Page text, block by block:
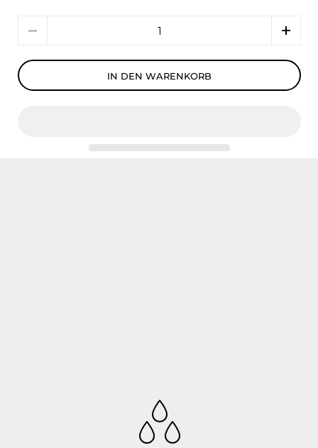
IN DEN WARENKORB